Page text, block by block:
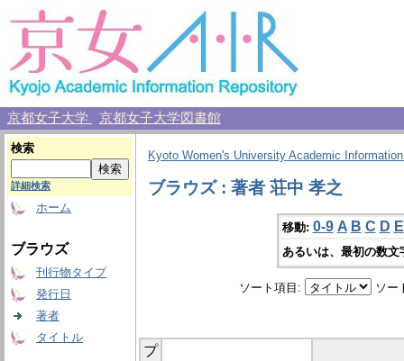
京都女子大学 京都女子大学図書館
検索
詳細検索
ホーム
ブラウズ
刊行物タイプ
発行日
著者
タイトル
Kyoto Women's University Academic
ブラウズ : 著者 荘中 孝之
移動: 0-9 A B C D E
あるいは、最初の数
ソート項目: ソー
プ